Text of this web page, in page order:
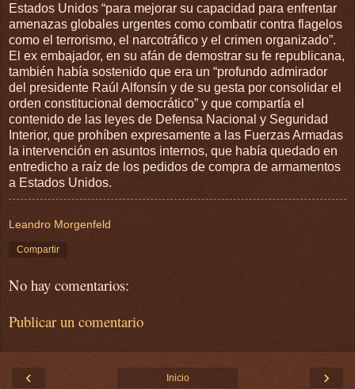
Estados Unidos “para mejorar su capacidad para enfrentar
amenazas globales urgentes como combatir contra flagelos
como el terrorismo, el narcotráfico y el crimen organizado”.
El ex embajador, en su afán de demostrar su fe republicana,
también había sostenido que era un “profundo admirador
del presidente Raúl Alfonsín y de su gesta por consolidar el
orden constitucional democrático” y que compartía el
contenido de las leyes de Defensa Nacional y Seguridad
Interior, que prohíben expresamente a las Fuerzas Armadas
la intervención en asuntos internos, que había quedado en
entredicho a raíz de los pedidos de compra de armamentos
a Estados Unidos.
Leandro Morgenfeld
Compartir
No hay comentarios:
Publicar un comentario
‹ ›
Inicio